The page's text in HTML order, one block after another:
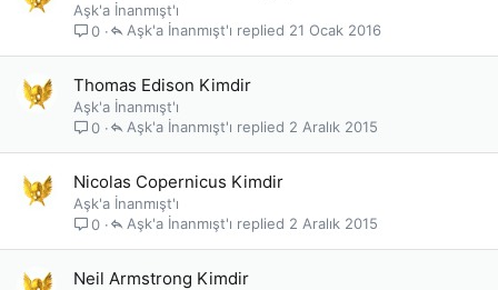
Aşk'a İnanmışt'ı
0
21 Ocak 2016
Aşk'a İnanmışt'ı
Thomas Edison Kimdir
Aşk'a İnanmışt'ı
0
2 Aralık 2015
Aşk'a İnanmışt'ı
Nicolas Copernicus Kimdir
Aşk'a İnanmışt'ı
0
2 Aralık 2015
Aşk'a İnanmışt'ı
Neil Armstrong Kimdir